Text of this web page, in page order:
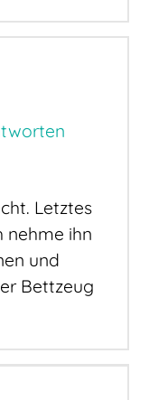
Letztes
nehme ihn
und
Bettzeug